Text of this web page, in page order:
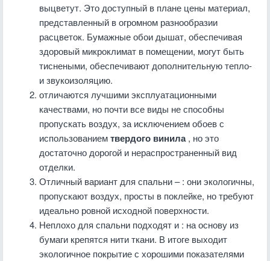
выцветут. Это доступный в плане цены материал,
представленный в огромном разнообразии
расцветок. Бумажные обои дышат, обеспечивая
здоровый микроклимат в помещении, могут быть
тиснеными, обеспечивают дополнительную тепло-
и звукоизоляцию.
отличаются лучшими эксплуатационными
качествами, но почти все виды не способны
пропускать воздух, за исключением обоев с
использованиемтвердого винила, но это
достаточно дорогой и нераспространенный вид
отделки.
Отличный вариант для спальни – : они экологичны,
пропускают воздух, просты в поклейке, но требуют
идеально ровной исходной поверхности.
Неплохо для спальни подходят и : на основу из
бумаги крепятся нити ткани. В итоге выходит
экологичное покрытие с хорошими показателями